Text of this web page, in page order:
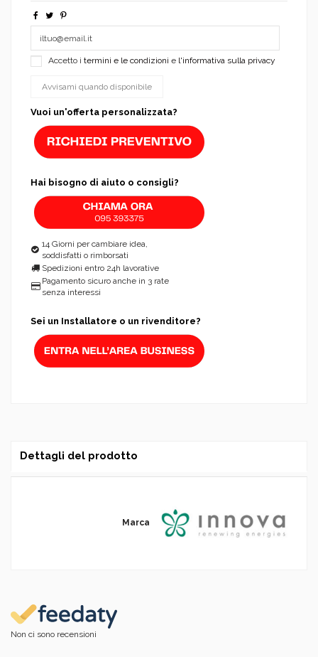
Accetto i termini e le condizioni e l'informativa sulla privacy
Vuoi un'offerta personalizzata?
Hai bisogno di aiuto o consigli?
14 Giorni per cambiare idea,
soddisfatti o rimborsati
Spedizioni entro 24h lavorative
Pagamento sicuro anche in 3 rate
senza interessi
Sei un Installatore o un rivenditore?
Dettagli del prodotto
Marca
Non ci sono recensioni